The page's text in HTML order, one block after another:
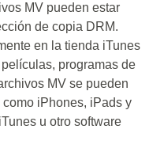
MV pueden estar
de copia DRM.
en la tienda iTunes
programas de
MV se pueden
iPhones, iPads y
u otro software